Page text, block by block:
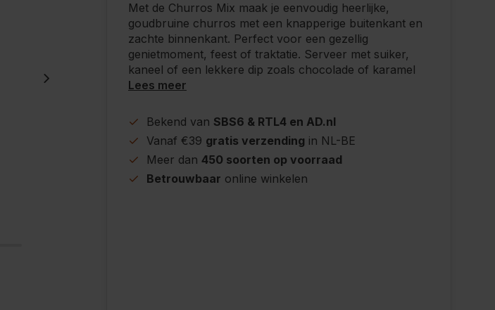
Met de Churros Mix maak je eenvoudig heerlijke,
goudbruine churros met een knapperige buitenkant en
zachte binnenkant. Perfect voor een gezellig
genietmoment, feest of traktatie. Serveer met suiker,
kaneel of een lekkere dip zoals chocolade of karamel
Lees meer
Bekend van SBS6 & RTL4 en AD.nl
Vanaf €39 gratis verzending in NL-BE
Meer dan 450 soorten op voorraad
Betrouwbaar online winkelen